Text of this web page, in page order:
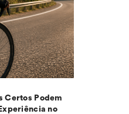
Certos Podem
no